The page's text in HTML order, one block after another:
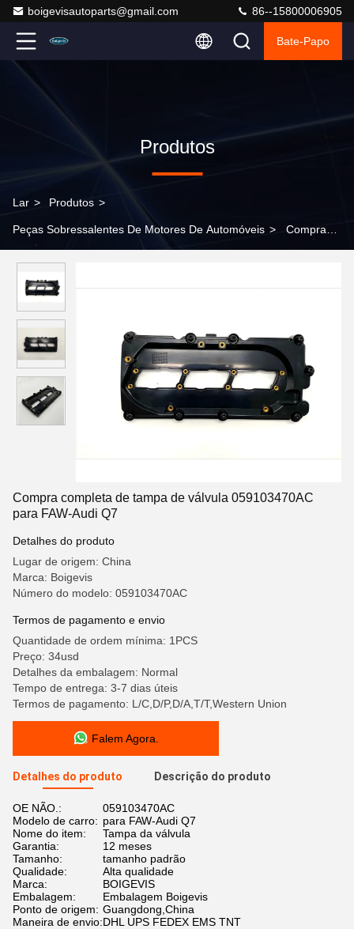
boigevisautoparts@gmail.com 86--15800006905
Bate-Papo
Produtos
Lar > Produtos >
Peças Sobressalentes De Motores De Automóveis > Compra
Compra completa de tampa de válvula 059103470AC
para FAW-Audi Q7
Detalhes do produto
Lugar de origem: China
Marca: Boigevis
Número do modelo: 059103470AC
Termos de pagamento e envio
Quantidade de ordem mínima: 1PCS
Preço: 34usd
Detalhes da embalagem: Normal
Tempo de entrega: 3-7 dias úteis
Termos de pagamento: L/C,D/P,D/A,T/T,Western Union
Falem Agora.
Detalhes do produto Descrição do produto
OE NÃO.:
059103470AC
Modelo de carro: para FAW-Audi Q7
Nome do item:
Tampa da válvula
Garantia:
12 meses
Tamanho:
tamanho padrão
Qualidade:
Alta qualidade
Marca:
BOIGEVIS
Embalagem:
Embalagem Boigevis
Ponto de origem: Guangdong,China
Maneira de envio:DHL UPS FEDEX EMS TNT